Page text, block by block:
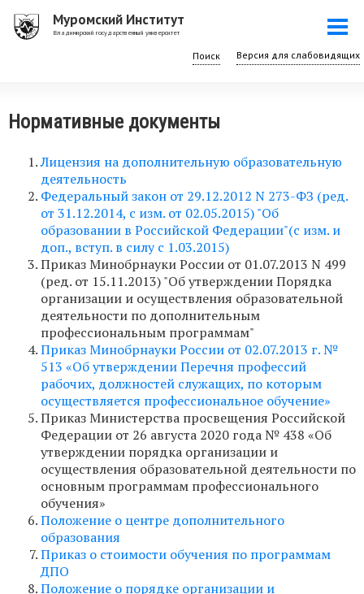
Перейти
Муромский Институт
Владимирский государственный университет
Поиск
Нормативные документы
Лицензия на дополнительную образовательную
деятельность
Федеральный закон от 29.12.2012 N 273-ФЗ (ред.
от 31.12.2014, с изм. от 02.05.2015) "Об
образовании в Российской Федерации"(с изм. и
доп., вступ. в силу с 1.03.2015)
Приказ Минобрнауки России от 01.07.2013 N 499
(ред. от 15.11.2013) "Об утверждении Порядка
организации и осуществления образовательной
деятельности по дополнительным
профессиональным программам"
Приказ Минобрнауки России от 02.07.2013 г. №
513 «Об утверждении Перечня профессий
рабочих, должностей служащих, по которым
осуществляется профессиональное обучение»
Приказ Министерства просвещения Российской
Федерации от 26 августа 2020 года № 438 «Об
утверждении порядка организации и
осуществления образовательной деятельности по
основным программам профессионального
обучения»
Положение о центре дополнительного
образования
Приказ о стоимости обучения по программам
ДПО
Положение о порядке организации и